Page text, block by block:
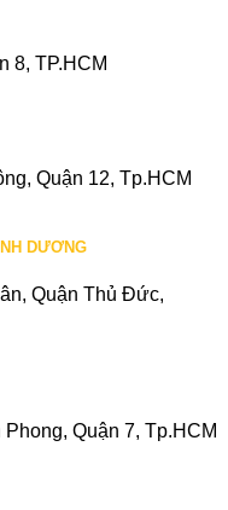
8, TP.HCM
Quận 12, Tp.HCM
DƯƠNG
Quận Thủ Đức,
Quận 7, Tp.HCM